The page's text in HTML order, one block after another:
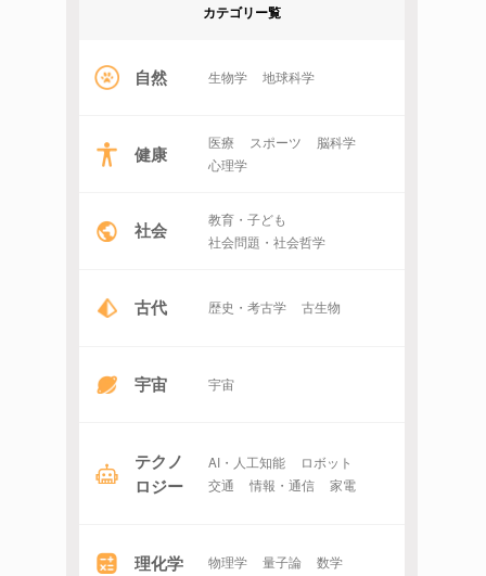
カテゴリー覧
自然 生物学 地球科学
健康 医療 スポーツ
脳科学
心理学
社会
教育・子ども
社会問題・社会哲学
古代 歴史・考古学 古生物
宇宙 宇宙
テクノ
ロジー
AI・人工知能
ロボット
交通
情報・通信 家電
理化学 物理学 量子論 数学